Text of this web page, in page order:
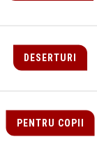
DESERTURI
PENTRU COPII